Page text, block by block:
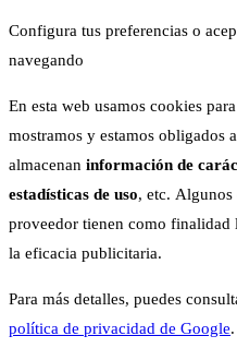
Configura tus preferencias o
navegando
En esta web usamos cookies para
mostramos y estamos obligados
almacenan información de
estadísticas de uso, etc. Algunos
proveedor tienen como
la eficacia publicitaria.
Para más detalles, puedes
política de privacidad de Google.